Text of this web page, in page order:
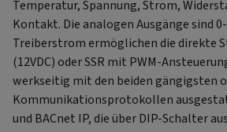
Temperatur, Spannung, Strom,
Kontakt. Die analogen Ausgänge sind 0-
Treiberstrom ermöglichen die direkte
(12VDC) oder SSR mit PWM-
werkseitig mit den beiden gängigsten
Kommunikationsprotokollen
und BACnet IP, die über DIP-Schalter